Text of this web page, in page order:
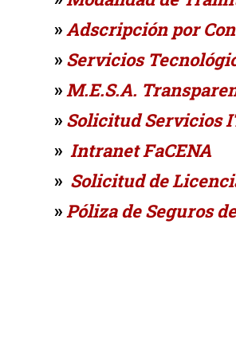
»Adscripción por
» Servicios
»M.E.S.A.
» Solicitud Servicios
»Intranet FaCENA
» Solicitud de
»Póliza de Seguros